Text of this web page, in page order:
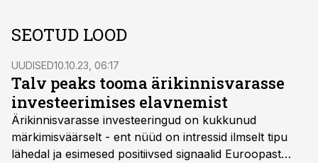
SEOTUD LOOD
UUDISED10.10.23, 06:17
Talv peaks tooma ärikinnisvarasse
investeerimises elavnemist
Ärikinnisvarasse investeeringud on kukkunud
märkimisväärselt - ent nüüd on intressid ilmselt tipu
lähedal ja esimesed positiivsed signaalid Euroopast